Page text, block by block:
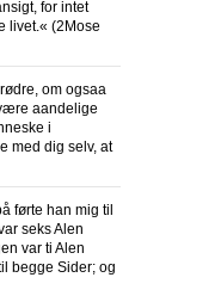
for intet
livet.« (2Mose
om ogsaa
aandelige
i
med dig selv, at
førte han mig til
seks Alen
var ti Alen
begge Sider; og